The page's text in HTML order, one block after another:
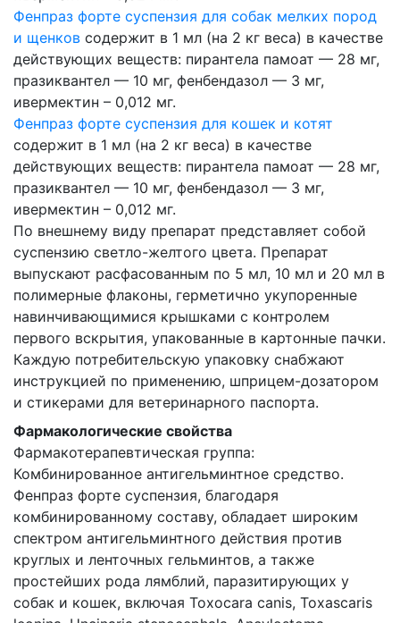
Фенпраз форте суспензия для собак мелких пород
и щенков содержит в 1 мл (на 2 кг веса) в качестве
действующих веществ: пирантела памоат — 28 мг,
празиквантел — 10 мг, фенбендазол — 3 мг,
ивермектин – 0,012 мг.
Фенпраз форте суспензия для кошек и котят
содержит в 1 мл (на 2 кг веса) в качестве
действующих веществ: пирантела памоат — 28 мг,
празиквантел — 10 мг, фенбендазол — 3 мг,
ивермектин – 0,012 мг.
По внешнему виду препарат представляет собой
суспензию светло-желтого цвета. Препарат
выпускают расфасованным по 5 мл, 10 мл и 20 мл в
полимерные флаконы, герметично укупоренные
навинчивающимися крышками с контролем
первого вскрытия, упакованные в картонные пачки.
Каждую потребительскую упаковку снабжают
инструкцией по применению, шприцем-дозатором
и стикерами для ветеринарного паспорта.
Фармакологические свойства
Фармакотерапевтическая группа:
Комбинированное антигельминтное средство.
Фенпраз форте суспензия, благодаря
комбинированному составу, обладает широким
спектром антигельминтного действия против
круглых и ленточных гельминтов, а также
простейших рода лямблий, паразитирующих у
собак и кошек, включая Toxocara canis, Toxascaris